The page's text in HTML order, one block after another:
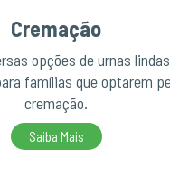
Cremação
opções de urnas
famílias que optarem
cremação.
Saiba Mais